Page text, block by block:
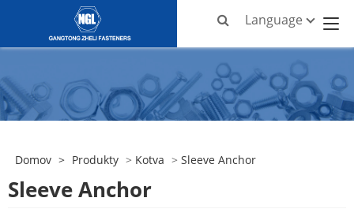
Language
Domov > Produkty > Kotva > Sleeve Anchor
Sleeve Anchor